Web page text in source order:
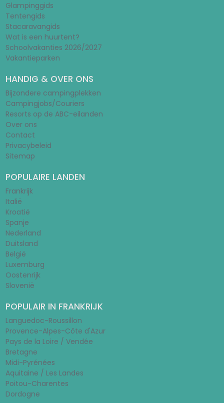
Glampinggids
Tentengids
Stacaravangids
Wat is een huurtent?
Schoolvakanties 2026/2027
Vakantieparken
HANDIG & OVER ONS
Bijzondere campingplekken
Campingjobs/Couriers
Resorts op de ABC-eilanden
Over ons
Contact
Privacybeleid
Sitemap
POPULAIRE LANDEN
Frankrijk
Italië
Kroatië
Spanje
Nederland
Duitsland
België
Luxemburg
Oostenrijk
Slovenië
POPULAIR IN FRANKRIJK
Languedoc-Roussillon
Provence-Alpes-Côte d'Azur
Pays de la Loire / Vendée
Bretagne
Midi-Pyrénées
Aquitaine / Les Landes
Poitou-Charentes
Dordogne